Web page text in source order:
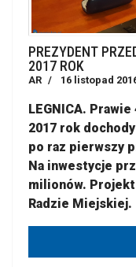
PREZYDENT
2017 ROK
AR 16 listopad
LEGNICA.
2017 rok
po raz pierwszy
Na inwestycje
milionów.
Radzie Miejskiej.